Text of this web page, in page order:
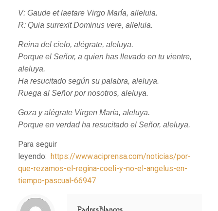
V: Gaude et laetare Virgo María, alleluia.
R: Quia surrexit Dominus vere, alleluia.
Reina del cielo, alégrate, aleluya.
Porque el Señor, a quien has llevado en tu vientre,
aleluya.
Ha resucitado según su palabra, aleluya.
Ruega al Señor por nosotros, aleluya.
Goza y alégrate Virgen María, aleluya.
Porque en verdad ha resucitado el Señor, aleluya.
Para seguir
leyendo: https://www.aciprensa.com/noticias/por-
que-rezamos-el-regina-coeli-y-no-el-angelus-en-
tiempo-pascual-66947
Notice
: Trying to access array offset on value of type null in
/home/misioner/public_html/padresblancos/themes/betheme/includes/content-single.php
on line
286